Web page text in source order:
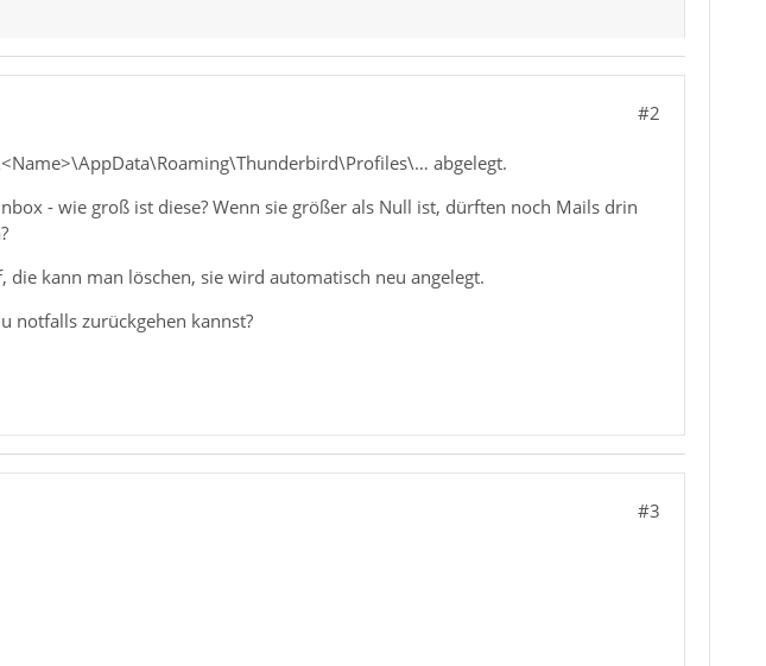
#2
abgelegt.
- wie groß ist diese? Wenn sie größer als Null ist, dürften noch Mails drin
kann man löschen, sie wird automatisch neu angelegt.
notfalls zurückgehen kannst?
#3